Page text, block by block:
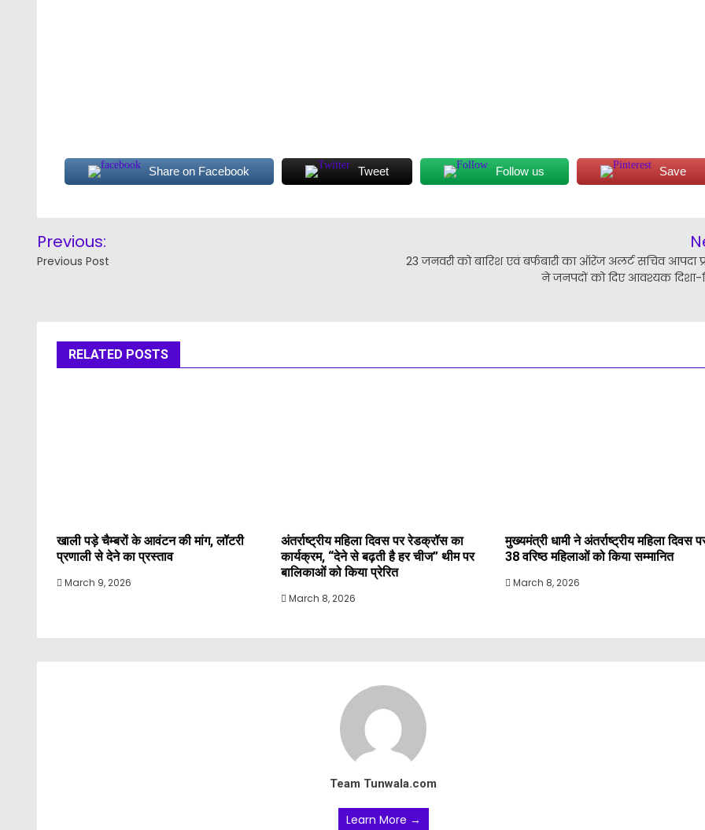
Share on Facebook Tweet Follow us Save
navigation
Previous:
Previous Post
23 जनवरी को बारिश एवं बर्फबारी का ऑरेंज अलर्ट सचिव आपदा
ने जनपदों को दिए आवश्यक दिशा-
RELATED POSTS
खाली पड़े चैम्बरों के आवंटन की मांग, लॉटरी
प्रणाली से देने का प्रस्ताव
March 9, 2026
अंतर्राष्ट्रीय महिला दिवस पर रेडक्रॉस का
कार्यक्रम, “देने से बढ़ती है हर चीज” थीम पर
बालिकाओं को किया प्रेरित
March 8, 2026
मुख्यमंत्री धामी ने अंतर्राष्ट्रीय महिला दिवस
38 वरिष्ठ महिलाओं को किया सम्मानित
March 8, 2026
Team Tunwala.com
Learn More →